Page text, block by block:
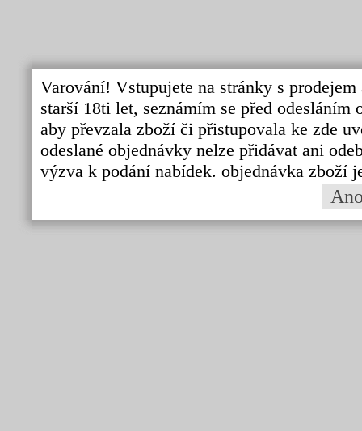
Varování! Vstupujete na stránky s
starší 18ti let, seznámím se před
aby převzala zboží či přistupovala ke zde
odeslané objednávky nelze přidávat ani
výzva k podání nabídek. objednávka zboží